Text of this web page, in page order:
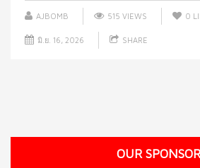
AJBOMB 515 VIEWS 0
มิ.ย. 16, 2026 SHARE
OUR SPONSOR